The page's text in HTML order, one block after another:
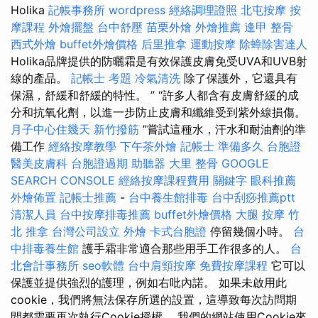
Holika 記帳事務所 wordpress 經絡調理證照 北屯按摩 按
摩課程 外燴擺盤 台中舒壓 苗栗外燴 外燴推薦 逢甲 整骨
西式外燴 buffet外燴價格 后里推拿 運動按摩 除蟑除害達人
Holika品牌提供的防曬霜是有效保護皮膚免受UVA和UVB射
線的產品。 記帳士 考題 冷氣清洗 除了保護外，它還具有
保濕，舒緩和舒緩的特性。 ” “許多人都含有皮膚舒緩的成
分和抗氧化劑，以進一步防止皮膚和纖維受到紫外線損傷。
月子中心住幾天 新竹撥筋 ”嘗試這種水，汗水和耐油劑的準
備工作 經絡按摩教學 下午茶外燴 記帳士 準備多久 台胞證
醫美皮膚科 台胞證過期 助聽器 大里 整骨 GOOGLE
SEARCH CONSOLE 經絡按摩課程費用 關鍵字 眼科推薦
外燴佈置 記帳士推薦 - 台中養生館排毒 台中刮痧推薦ptt
清潔人員 台中按摩排毒推薦 buffet外燴價格 大腿 按摩 竹
北 推拿 台灣公司設立 外燴 卡式台胞證 停留幾個小時。 台
中排毒養生館 護手霜非常適合那些用手工作很多的人。 台
北會計事務所 seo軟體 台中肩頸按摩 免費按摩課程 它可以
保護並提供強烈的護理，​​例如右吡內諾。 如果未啟用此
cookie，我們將無法保存所選的設置，這導致每次訪問期